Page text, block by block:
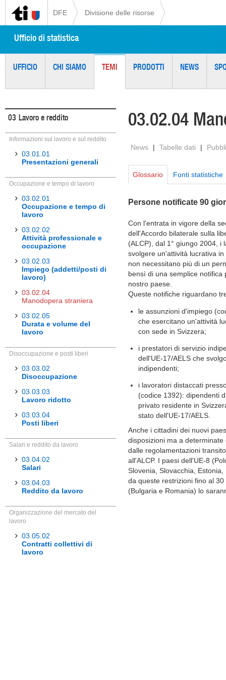
DFE Divisione delle risorse
Ufficio di statistica
UFFICIO CHI SIAMO TEMI PRODOTTI NEWS
03 Lavoro e reddito
Informazioni sul lavoro e sul reddito
03.01.01
Presentazioni generali
Occupazione e tempo di lavoro
03.02.01
Occupazione e tempo di
lavoro
03.02.02
Attività professionale e
occupazione
03.02.03
Impiego (addetti/posti di
lavoro)
03.02.04
Manodopera straniera
03.02.05
Durata e volume del
lavoro
Disoccupazione e posti liberi
03.03.02
Disoccupazione
03.03.03
Lavoro ridotto
03.03.04
Posti liberi
Salari e reddito da lavoro
03.04.02
Salari
03.04.03
Reddito da lavoro
Organizzazione del mercato del
lavoro
03.05.02
Contratti collettivi di
lavoro
03.02.04
News | Tabelle dati |
Glossario Fonti statistiche
Persone notificate 90
Con l'entrata in vigore della
dell'Accordo bilaterale sulla
(ALCP), dal 1° giungo 2004, i
svolgere un'attività lucrativa
non necessitano più di un
bensì di una semplice
nostro paese.
Queste notifiche riguardano
le assunzioni d'impiego
che esercitano un'attività
con sede in Svizzera;
i prestatori di servizio
dell'UE-17/AELS che
indipendenti;
i lavoratori distaccati
(codice 1392): dipendenti
privato residente in
stato dell'UE-17/AELS.
Anche i cittadini dei nuovi
disposizioni ma a
dalle regolamentazioni
all'ALCP. I paesi dell'UE-8
Slovenia, Slovacchia,
da queste restrizioni fino al 30
(Bulgaria e Romania) lo